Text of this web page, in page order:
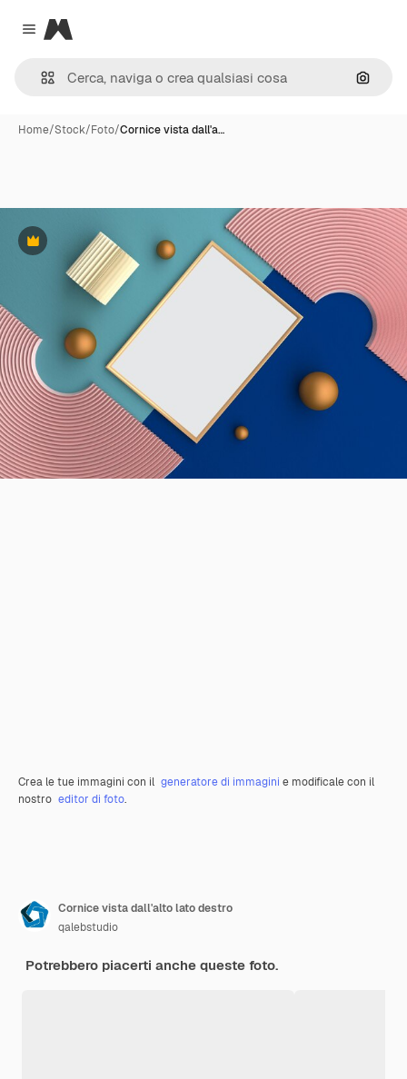
Close menu
Magnific
Cerca
Home/Stock/Foto/Cornice vista dall'a…
Premium
Crea le tue immagini con il generatore di immagini e modificale con il
nostro editor di foto.
Cornice vista dall'alto lato destro
qalebstudio
Potrebbero piacerti anche queste foto.